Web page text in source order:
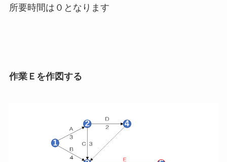
所要時間は０となります
作業Ｅを作図する